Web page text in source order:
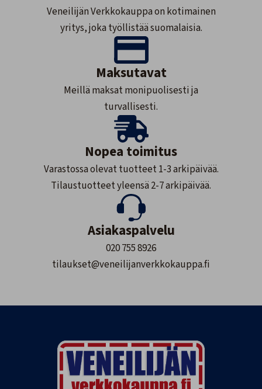
Veneilijän Verkkokauppa on kotimainen
yritys, joka työllistää suomalaisia.
Maksutavat
Meillä maksat monipuolisesti ja
turvallisesti.
Nopea toimitus
Varastossa olevat tuotteet 1-3 arkipäivää.
Tilaustuotteet yleensä 2-7 arkipäivää.
Asiakaspalvelu
020 755 8926
tilaukset@veneilijanverkkokauppa.fi